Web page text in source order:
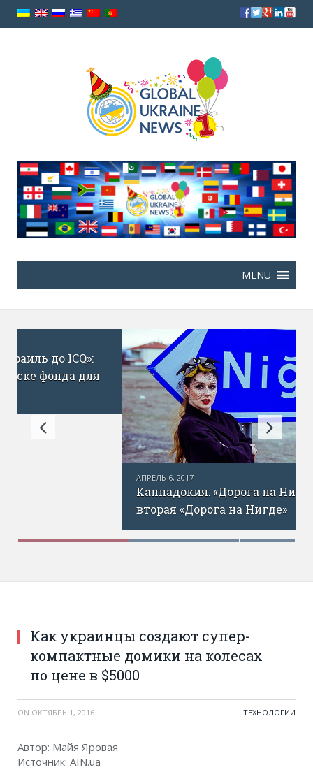
Каппадокия: «Дорога на Нигде». Часть
вторая «Дорога на Нигде»
Как украинцы создают супер-
компактные домики на колесах
по цене в $5000
ON ОКТЯБРЬ 1, 2016 ТЕХНОЛОГИИ
Автор: Майя Яровая
Источник: AIN.ua